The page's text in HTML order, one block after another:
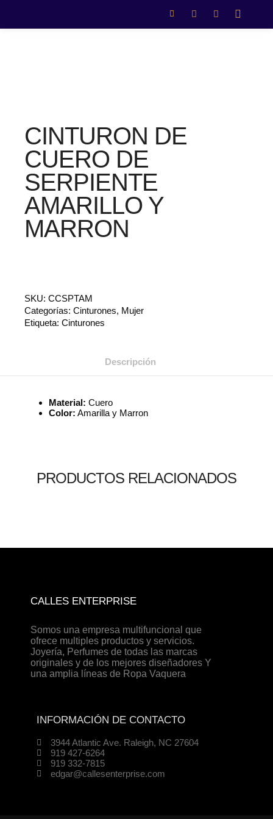
CINTURON DE
CUERO DE
SERPIENTE
AMARILLO Y
MARRON
SKU: CCSPTAM
Categorías: Cinturones, Mujer
Etiqueta: Cinturones
Descripción
Material: Cuero
Color: Amarilla y Marron
PRODUCTOS RELACIONADOS
CALLES ENTERPRISE
Somos una empresa multifuncional que
ofrece multiples productos y servicios.
Joyería, Perfumes de todas las marcas
originales y de los mejores diseñadores Y
una amplia líneas de Ropa Vaquera
INFORMACIÓN DE CONTACTO
3944 Atlantic Ave. Raleigh, NC 27604
919 427-6264
919 332-7815
edgar@callesenterprise.com